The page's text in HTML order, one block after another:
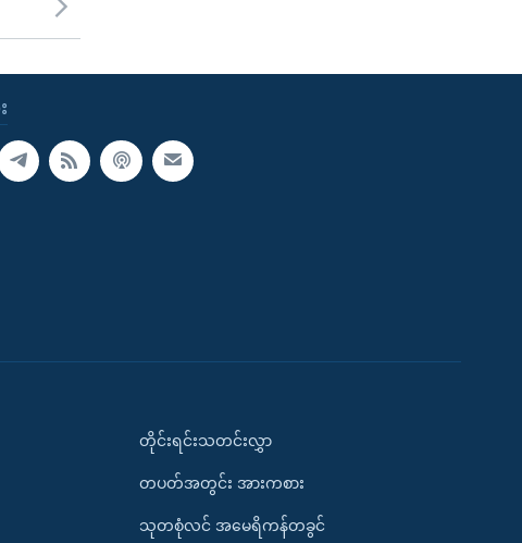
တိုင်းရင်းသတင်းလွှာ
တပတ်အတွင်း အားကစား
သုတစုံလင် အမေရိကန်တခွင်